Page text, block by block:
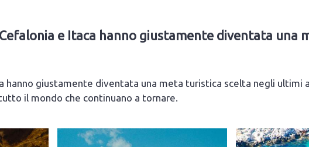
e Itaca hanno giustamente diventata una
hanno giustamente diventata una meta turistica scelta negli ultimi
il mondo che continuano a tornare.